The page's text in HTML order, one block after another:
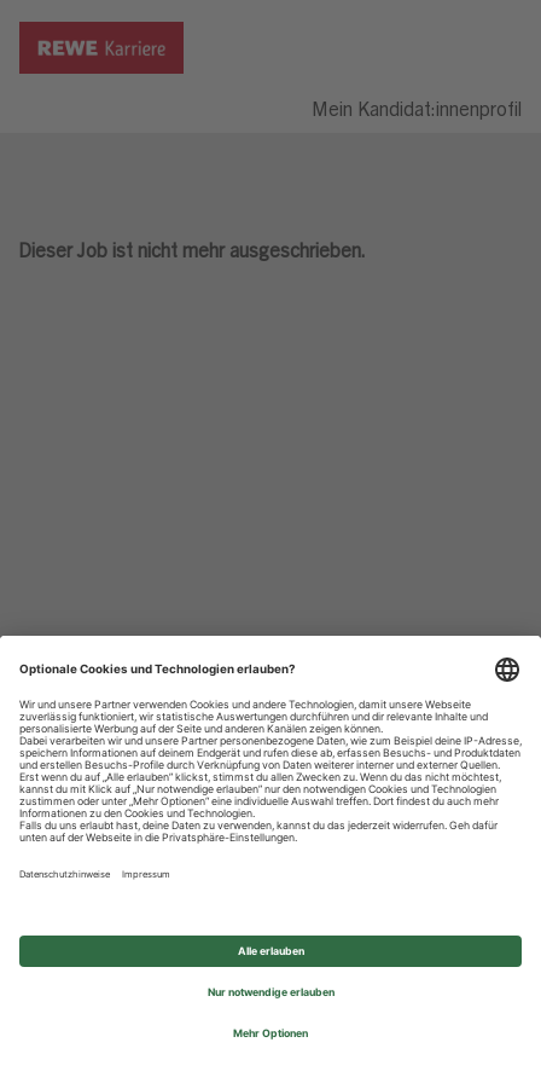
Mein Kandidat:innenprofil
Dieser Job ist nicht mehr ausgeschrieben.
Datenschutzhinweise
Impressum
Privatsphäre-Einstellungen
© 2026 REWE Group - All rights reserved